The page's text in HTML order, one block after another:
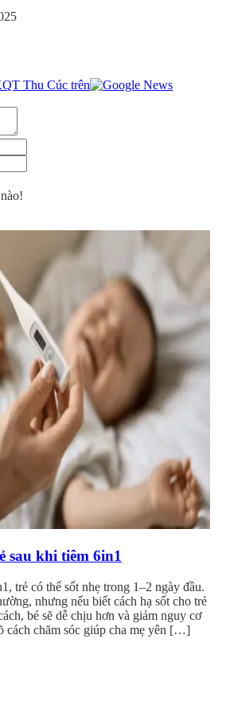
Thu Cúc trên
sau khi tiêm 6in1
trẻ có thể sốt nhẹ trong 1–2 ngày đầu.
nhưng nếu biết cách hạ sốt cho trẻ
bé sẽ dễ chịu hơn và giảm nguy cơ
cách chăm sóc giúp cha mẹ yên […]